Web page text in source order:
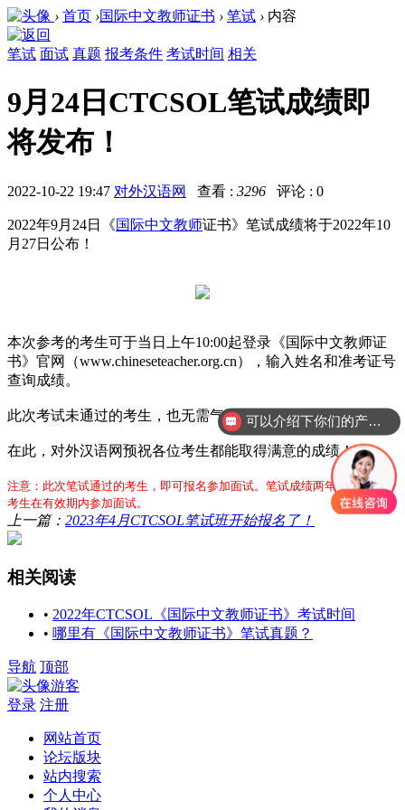
› 首页 ›国际中文教师证书 › 笔试 › 内容
笔试 面试 真题 报考条件 考试时间 相关
9月24日CTCSOL笔试成绩即
将发布！
2022-10-22 19:47 对外汉语网 查看 : 3296 评论 : 0
2022年9月24日《国际中文教师证书》笔试成绩将于2022年10
月27日公布！
本次参考的考生可于当日上午10:00起登录《国际中文教师证
书》官网（www.chineseteacher.org.cn），输入姓名和准考证号
查询成绩。
此次考试未通过的考生，也无需气馁，可报名参加下次笔试。
在此，对外汉语网预祝各位考生都能取得满意的成绩！
注意： 此次笔试通过的考生，即可报名参加面试。笔试成绩两年内有效，请
考生在有效期内参加面试。
上一篇： 2023年4月CTCSOL笔试班开始报名了！
相关阅读
• 2022年CTCSOL《国际中文教师证书》考试时间
• 哪里有《国际中文教师证书》笔试真题？
导航 顶部
游客
登录 注册
网站首页
论坛版块
站内搜索
个人中心
可以介绍下你们的产品么？